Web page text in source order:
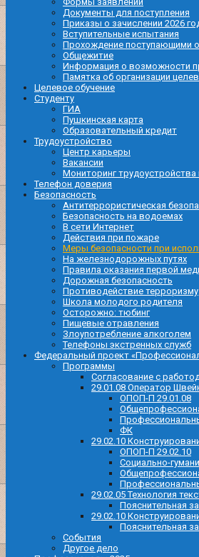
Документы для поступления
Приказы о зачислении 2026
Вступительные испытания
Прохождение поступающими
Общежитие
Информация о возможности
Памятка об организации
Целевое обучение
Студенту
ГИА
Пушкинская карта
Образовательный кредит
Трудоустройство
Центр карьеры
Вакансии
Мониторинг трудоустройства
Телефон доверия
Безопасность
Антитеррористическая
Безопасность на водоемах
В сети Интернет
Действия при пожаре
Меры безопасности при
На железнодорожных путях
Правила оказания первой
Дорожная безопасность
Противодействие терроризму
Школа молодого родителя
Осторожно: тюбинг
Пищевые отравления
Злоупотребление алкоголем
Телефоны экстренных служб
Федеральный проект
Программы
Согласование с
29.01.08 Оператор
ОПОП-П 29.01.08
ФК
29.02.10
ОПОП-П 29.02.10
Социально-
29.02.05 Технология
Пояснительная
29.02.10
Пояснительная
События
Другое дело